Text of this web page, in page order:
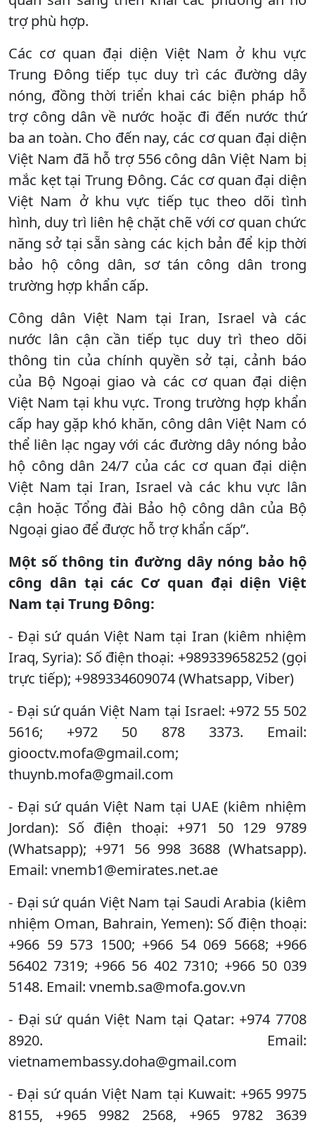
trợ phù hợp.
Các cơ quan đại diện Việt Nam ở khu vực
Trung Đông tiếp tục duy trì các đường dây
nóng, đồng thời triển khai các biện pháp hỗ
trợ công dân về nước hoặc đi đến nước thứ
ba an toàn. Cho đến nay, các cơ quan đại diện
Việt Nam đã hỗ trợ 556 công dân Việt Nam bị
mắc kẹt tại Trung Đông. Các cơ quan đại diện
Việt Nam ở khu vực tiếp tục theo dõi tình
hình, duy trì liên hệ chặt chẽ với cơ quan chức
năng sở tại sẵn sàng các kịch bản để kịp thời
bảo hộ công dân, sơ tán công dân trong
trường hợp khẩn cấp.
Công dân Việt Nam tại Iran, Israel và các
nước lân cận cần tiếp tục duy trì theo dõi
thông tin của chính quyền sở tại, cảnh báo
của Bộ Ngoại giao và các cơ quan đại diện
Việt Nam tại khu vực. Trong trường hợp khẩn
cấp hay gặp khó khăn, công dân Việt Nam có
thể liên lạc ngay với các đường dây nóng bảo
hộ công dân 24/7 của các cơ quan đại diện
Việt Nam tại Iran, Israel và các khu vực lân
cận hoặc Tổng đài Bảo hộ công dân của Bộ
Ngoại giao để được hỗ trợ khẩn cấp”.
Một số thông tin đường dây nóng bảo hộ
công dân tại các Cơ quan đại diện Việt
Nam tại Trung Đông:
- Đại sứ quán Việt Nam tại Iran (kiêm nhiệm
Iraq, Syria): Số điện thoại: +989339658252 (gọi
trực tiếp); +989334609074 (Whatsapp, Viber)
- Đại sứ quán Việt Nam tại Israel: +972 55 502
5616; +972 50 878 3373. Email:
giooctv.mofa@gmail.com;
thuynb.mofa@gmail.com
- Đại sứ quán Việt Nam tại UAE (kiêm nhiệm
Jordan): Số điện thoại: +971 50 129 9789
(Whatsapp); +971 56 998 3688 (Whatsapp).
Email: vnemb1@emirates.net.ae
- Đại sứ quán Việt Nam tại Saudi Arabia (kiêm
nhiệm Oman, Bahrain, Yemen): Số điện thoại:
+966 59 573 1500; +966 54 069 5668; +966
56402 7319; +966 56 402 7310; +966 50 039
5148. Email: vnemb.sa@mofa.gov.vn
- Đại sứ quán Việt Nam tại Qatar: +974 7708
8920. Email:
vietnamembassy.doha@gmail.com
- Đại sứ quán Việt Nam tại Kuwait: +965 9975
8155, +965 9982 2568, +965 9782 3639